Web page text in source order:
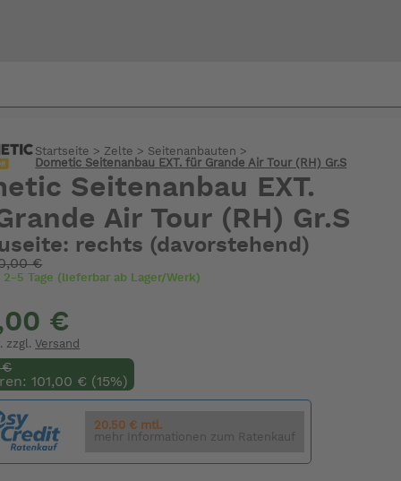
Startseite > Zelte > Seitenanbauten >
Dometic Seitenanbau EXT. für Grande Air Tour (RH) Gr.S
Seitenanbau EXT.
Air Tour (RH) Gr.S
rechts (davorstehend)
€
5 Tage (lieferbar ab Lager/Werk)
€
zzgl.Versand
€
101,00 € (15%)
20.50 € mtl.
mehr Informationen zum Ratenkauf